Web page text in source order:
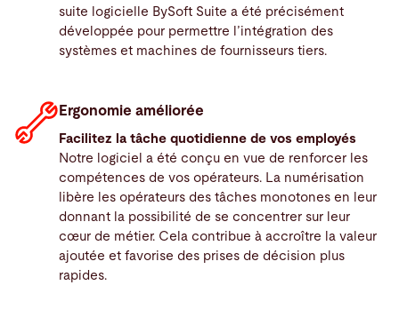
suite logicielle BySoft Suite a été précisément
développée pour permettre l’intégration des
systèmes et machines de fournisseurs tiers.
Ergonomie améliorée
Facilitez la tâche quotidienne de vos employés
Notre logiciel a été conçu en vue de renforcer les
compétences de vos opérateurs. La numérisation
libère les opérateurs des tâches monotones en leur
donnant la possibilité de se concentrer sur leur
cœur de métier. Cela contribue à accroître la valeur
ajoutée et favorise des prises de décision plus
rapides.